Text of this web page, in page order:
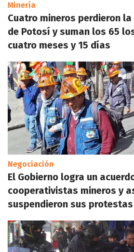
Minería
Cuatro mineros perdieron
de Potosí y suman los 65
cuatro meses y 15 días
Negociación
El Gobierno logra un
cooperativistas mineros y
suspendieron sus protestas